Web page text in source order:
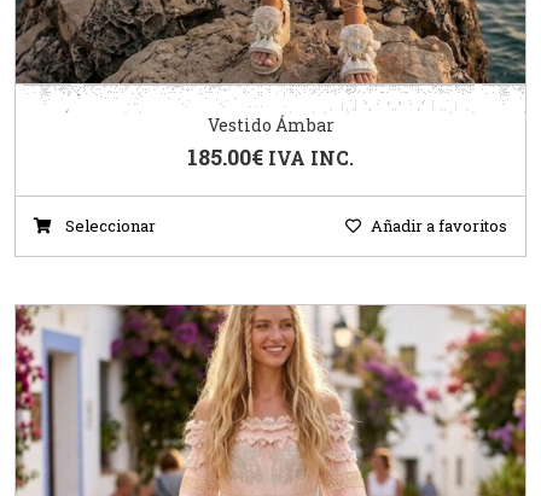
Vestido Ámbar
185.00€ IVA INC.
Seleccionar Añadir a favoritos